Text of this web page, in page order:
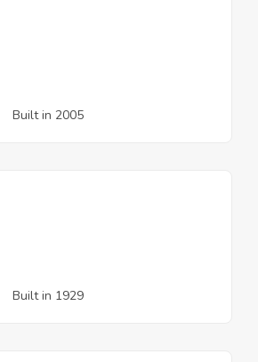
Built in 2005
Built in 1929